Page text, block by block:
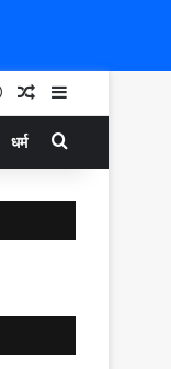
Log InRandom Article
Sidebar
धर्म Search for